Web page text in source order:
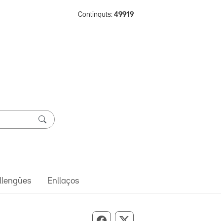
Continguts: 49919
Enllaços